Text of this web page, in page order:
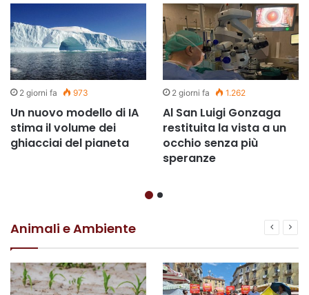
2 giorni fa 973
Un nuovo modello di IA
stima il volume dei
ghiacciai del pianeta
2 giorni fa 1.262
Al San Luigi Gonzaga
restituita la vista a un
occhio senza più
speranze
Animali e Ambiente